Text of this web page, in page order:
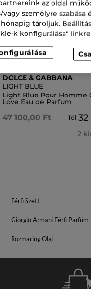
DOLCE & GABBANA
LIGHT BLUE
Light Blue Pour Homme
Love Eau de Parfum
47 100,00 Ft Tól 32
2
Férfi Szett
Giorgio Armani Férfi Parfüm
Rozmaring Olaj
az oldal
vagy személyre
tároljuk.
k konfigurálása"